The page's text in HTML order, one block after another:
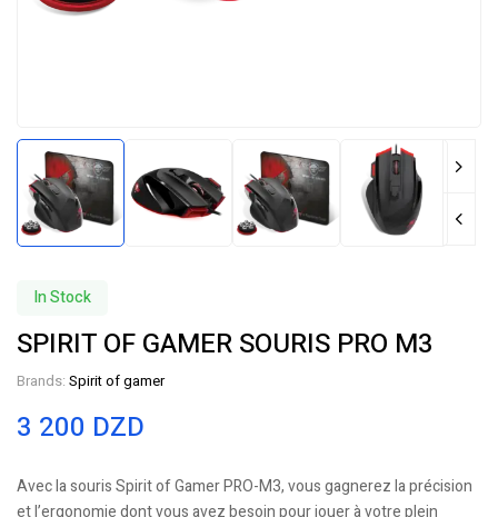
In Stock
SPIRIT OF GAMER SOURIS PRO M3
Brands: Spirit of gamer
3 200 DZD
Avec la souris Spirit of Gamer PRO-M3, vous gagnerez la précision